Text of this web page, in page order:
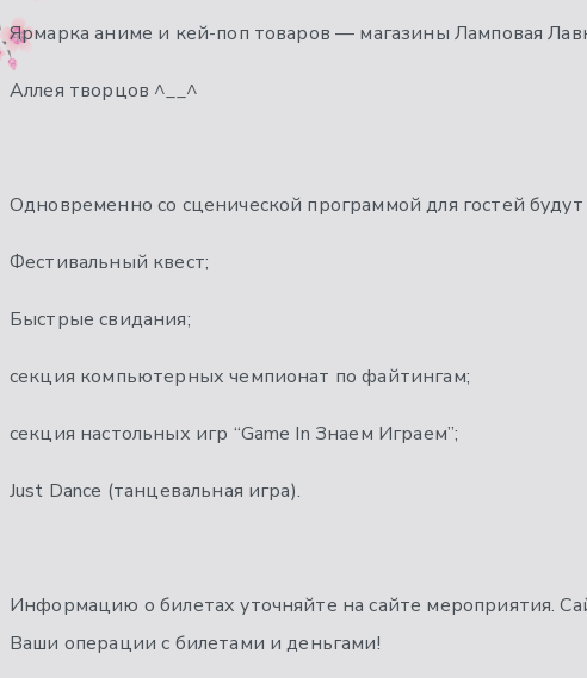
Ярмарка аниме и кей-поп товаров — магазины Ламповая
Аллея творцов ^__^
Одновременно со сценической программой для гостей
Фестивальный квест;
Быстрые свидания;
секция компьютерных чемпионат по файтингам;
секция настольных игр “Game In Знаем Играем”;
Just Dance (танцевальная игра).
Информацию о билетах уточняйте на сайте мероприятия.
Ваши операции с билетами и деньгами!